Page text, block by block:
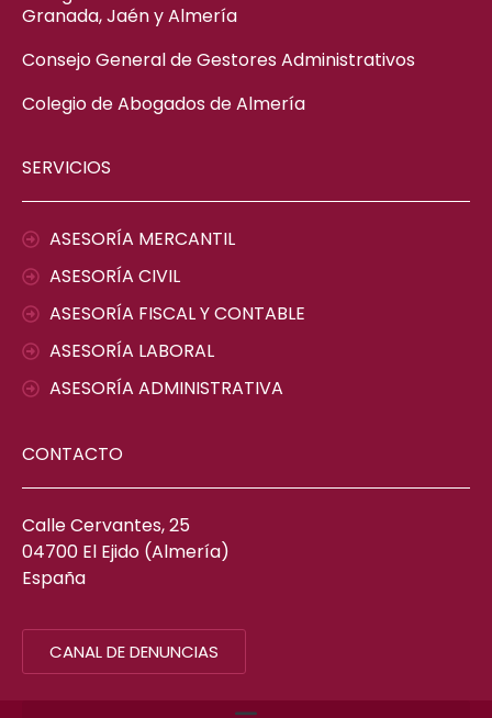
Granada, Jaén y Almería
Consejo General de Gestores Administrativos
Colegio de Abogados de Almería
SERVICIOS
ASESORÍA MERCANTIL
ASESORÍA CIVIL
ASESORÍA FISCAL Y CONTABLE
ASESORÍA LABORAL
ASESORÍA ADMINISTRATIVA
CONTACTO
Calle Cervantes, 25
04700 El Ejido (Almería)
España
CANAL DE DENUNCIAS